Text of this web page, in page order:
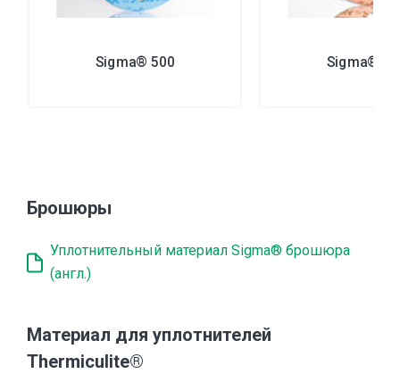
Sigma® 500 Sigma®
Брошюры
Уплотнительный материал Sigma® брошюра
(англ.)
Материал для уплотнителей
Thermiculite®